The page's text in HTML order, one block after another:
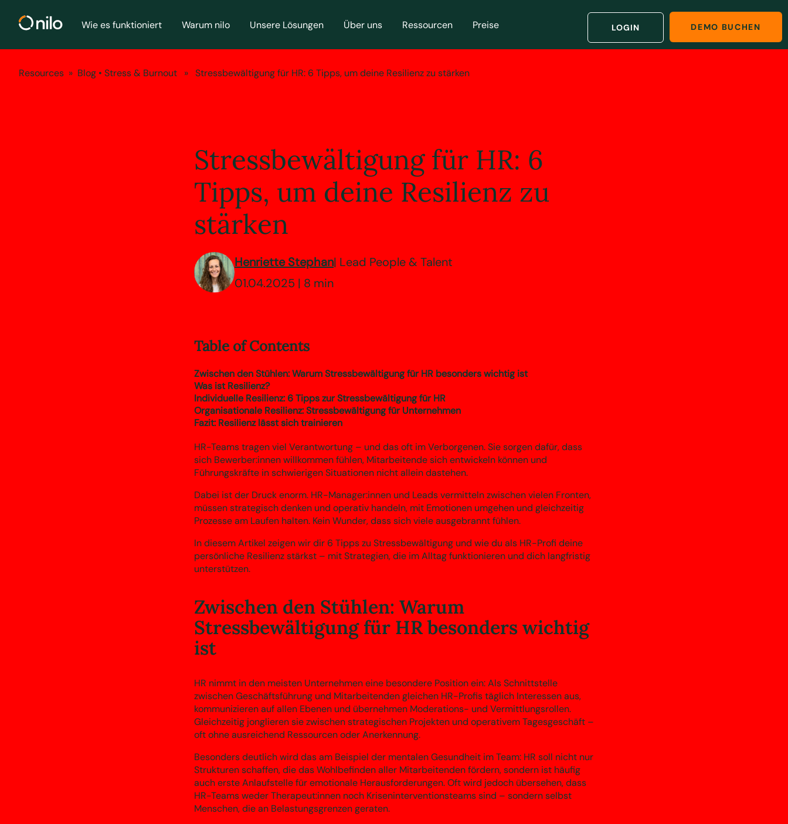
Wie es funktioniert Warum nilo Unsere Lösungen Über uns Ressourcen Preise DEMO BUCHEN
LOGIN
Resources » Blog • Stress & Burnout » Stressbewältigung für HR: 6 Tipps, um deine Resilienz zu stärken
Stressbewältigung für HR: 6
Tipps, um deine Resilienz zu
stärken
Henriette Stephan| Lead People & Talent
01.04.2025 | 8 min
Table of Contents
Zwischen den Stühlen: Warum Stressbewältigung für HR besonders wichtig ist
Was ist Resilienz?
Individuelle Resilienz: 6 Tipps zur Stressbewältigung für HR
Organisationale Resilienz: Stressbewältigung für Unternehmen
Fazit: Resilienz lässt sich trainieren
HR-Teams tragen viel Verantwortung – und das oft im Verborgenen. Sie sorgen dafür, dass
sich Bewerber:innen willkommen fühlen, Mitarbeitende sich entwickeln können und
Führungskräfte in schwierigen Situationen nicht allein dastehen.
Dabei ist der Druck enorm. HR-Manager:innen und Leads vermitteln zwischen vielen Fronten,
müssen strategisch denken und operativ handeln, mit Emotionen umgehen und gleichzeitig
Prozesse am Laufen halten. Kein Wunder, dass sich viele ausgebrannt fühlen.
In diesem Artikel zeigen wir dir 6 Tipps zu Stressbewältigung und wie du als HR-Profi deine
persönliche Resilienz stärkst – mit Strategien, die im Alltag funktionieren und dich langfristig
unterstützen.
Zwischen den Stühlen: Warum
Stressbewältigung für HR besonders wichtig
ist
HR nimmt in den meisten Unternehmen eine besondere Position ein: Als Schnittstelle
zwischen Geschäftsführung und Mitarbeitenden gleichen HR-Profis täglich Interessen aus,
kommunizieren auf allen Ebenen und übernehmen Moderations- und Vermittlungsrollen.
Gleichzeitig jonglieren sie zwischen strategischen Projekten und operativem Tagesgeschäft –
oft ohne ausreichend Ressourcen oder Anerkennung.
Besonders deutlich wird das am Beispiel der mentalen Gesundheit im Team: HR soll nicht nur
Strukturen schaffen, die das Wohlbefinden aller Mitarbeitenden fördern, sondern ist häufig
auch erste Anlaufstelle für emotionale Herausforderungen. Oft wird jedoch übersehen, dass
HR-Teams weder Therapeut:innen noch Kriseninterventionsteams sind – sondern selbst
Menschen, die an Belastungsgrenzen geraten.